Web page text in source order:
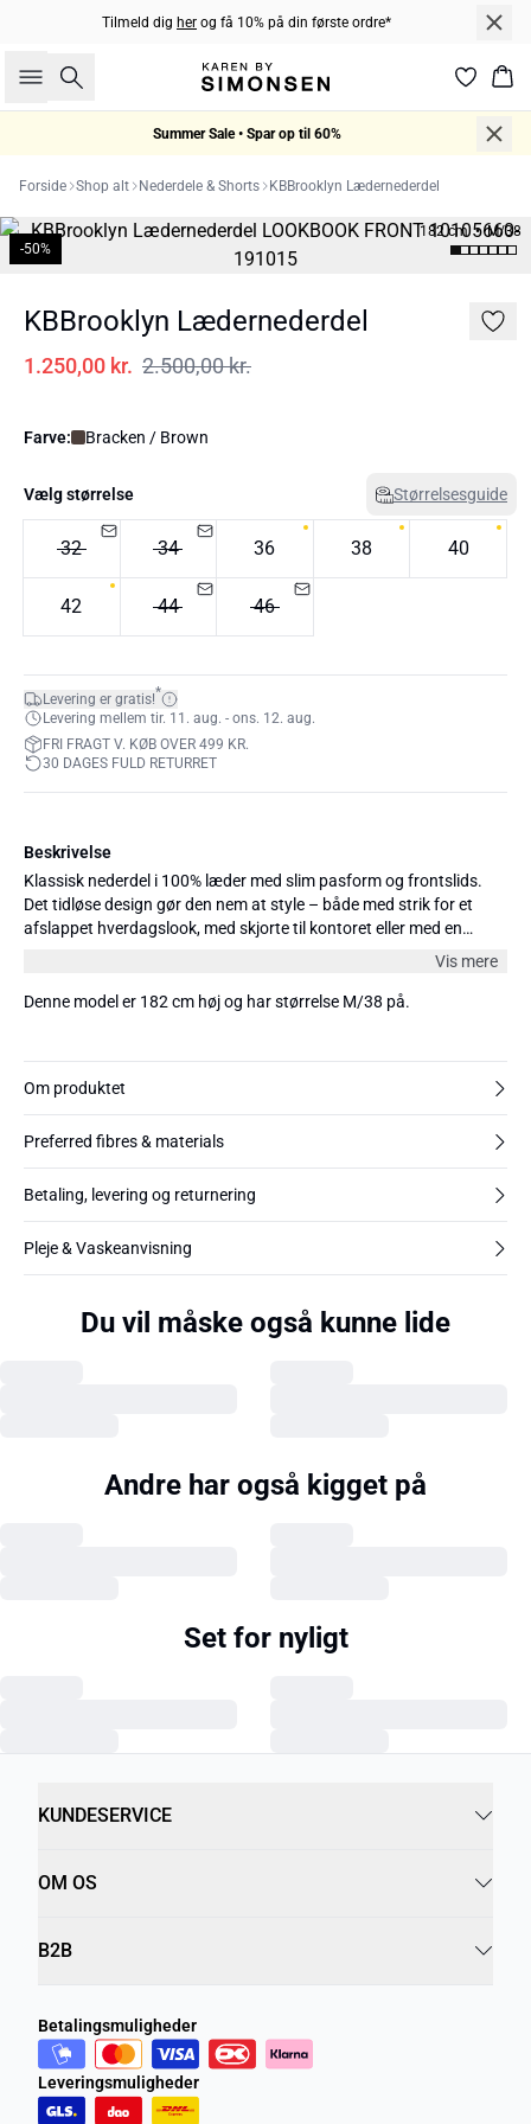
Tilmeld dig her og få 10% på din første ordre*
Søg
Summer Sale • Spar op til 60%
Forside Shop alt Nederdele & Shorts KBBrooklyn Lædernederdel
182 cm • M/38
-50%
KBBrooklyn Lædernederdel
1.250,00 kr. 2.500,00 kr.
Farve: Bracken / Brown
Vælg størrelse Størrelsesguide
32 34 36 38 40
42 44 46
Levering er gratis!*
Levering mellem tir. 11. aug. - ons. 12. aug.
FRI FRAGT V. KØB OVER 499 KR.
30 DAGES FULD RETURRET
Beskrivelse
Klassisk nederdel i 100% læder med slim pasform og frontslids.
Det tidløse design gør den nem at style – både med strik for et
afslappet hverdagslook, med skjorte til kontoret eller med en
Vis mere
Denne model er 182 cm høj og har størrelse M/38 på.
Om produktet
Preferred fibres & materials
Betaling, levering og returnering
Pleje & Vaskeanvisning
Du vil måske også kunne lide
Andre har også kigget på
Set for nyligt
KUNDESERVICE
OM OS
B2B
Betalingsmuligheder
Leveringsmuligheder